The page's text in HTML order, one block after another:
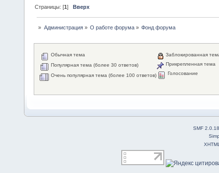
Страницы: [1]Вверх
» Администрация» О работе форума» Фонд форума
Обычная тема
Популярная тема (более 30 ответов)
Очень популярная тема (более 100 ответов)
Заблокированная
Прикрепленная тема
Голосование
SMF 2.0.18